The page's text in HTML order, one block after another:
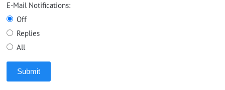
E-Mail Notifications:
Off
Replies
All
Submit